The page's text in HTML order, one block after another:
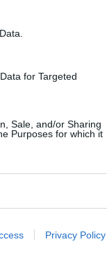
for Targeted
Sale, and/or Sharing
Purposes for which it
Privacy Policy